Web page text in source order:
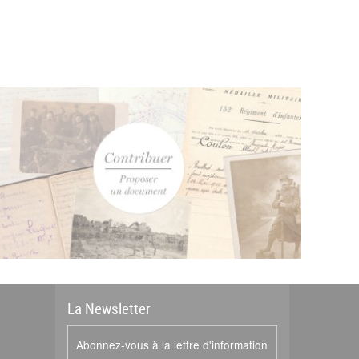
La Newsletter
Abonnez-vous à la lettre d'information